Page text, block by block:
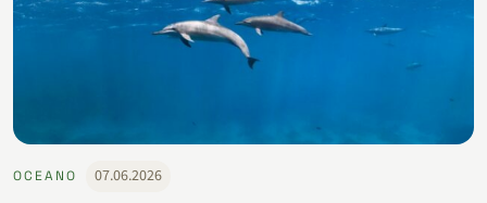
OCEANO 07.06.2026